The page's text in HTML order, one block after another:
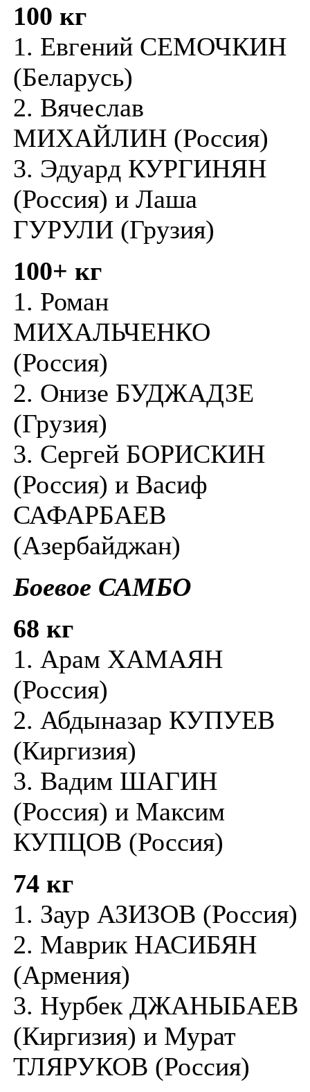
100 кг
1. Евгений СЕМОЧКИН
(Беларусь)
2. Вячеслав
МИХАЙЛИН (Россия)
3. Эдуард КУРГИНЯН
(Россия) и Лаша
ГУРУЛИ (Грузия)
100+ кг
1. Роман
МИХАЛЬЧЕНКО
(Россия)
2. Онизе БУДЖАДЗЕ
(Грузия)
3. Сергей БОРИСКИН
(Россия) и Васиф
САФАРБАЕВ
(Азербайджан)
Боевое САМБО
68 кг
1. Арам ХАМАЯН
(Россия)
2. Абдыназар КУПУЕВ
(Киргизия)
3. Вадим ШАГИН
(Россия) и Максим
КУПЦОВ (Россия)
74 кг
1. Заур АЗИЗОВ (Россия)
2. Маврик НАСИБЯН
(Армения)
3. Нурбек ДЖАНЫБАЕВ
(Киргизия) и Мурат
ТЛЯРУКОВ (Россия)